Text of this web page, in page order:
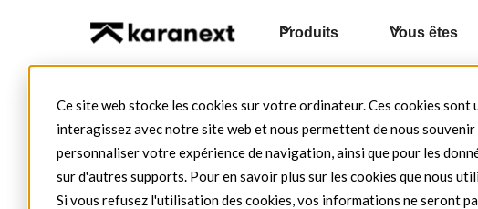
Ce site web stocke les cookies sur votre ordinateur. Ces cookies
interagissez avec notre site web et nous permettent de nous
personnaliser votre expérience de navigation, ainsi que pour les
sur d'autres supports. Pour en savoir plus sur les cookies que nous
Si vous refusez l'utilisation des cookies, vos informations ne seront
Produits Vous êtes
Blog ESN
ESN :
passer